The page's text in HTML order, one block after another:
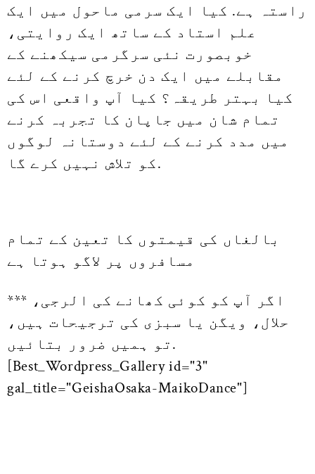
راستہ ہے. کیا ایک سرمی ماحول میں ایک
علم استاد کے ساتھ ایک روایتی،
خوبصورت نئی سرگرمی سیکھنے کے
مقابلے میں ایک دن خرچ کرنے کے لئے
کیا بہتر طریقہ؟ کیا آپ واقعی اس کی
تمام شان میں جاپان کا تجربہ کرنے
میں مدد کرنے کے لئے دوستانہ لوگوں
کو تلاش نہیں کرے گا.
بالغاں کی قیمتوں کا تعین کے تمام
مسافروں پر لاگو ہوتا ہے
*** اگر آپ کو کوئی کھانے کی الرجی،
حلال، ویگن یا سبزی کی ترجیحات ہیں،
تو ہمیں ضرور بتائیں.
[Best_Wordpress_Gallery id="3"
gal_title="GeishaOsaka-MaikoDance"]